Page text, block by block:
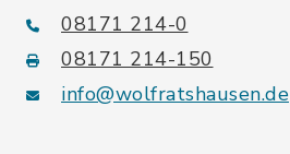
08171 214-0
08171 214-150
info@wolfratshausen.de